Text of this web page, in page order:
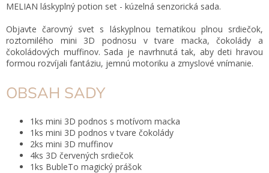
MELIAN láskyplný potion set - kúzelná senzorická sada.
Objavte čarovný svet s láskyplnou tematikou plnou srdiečok,
roztomilého mini 3D podnosu v tvare macka, čokolády a
čokoládových muffinov. Sada je navrhnutá tak, aby deti hravou
formou rozvíjali fantáziu, jemnú motoriku a zmyslové vnímanie.
OBSAH SADY
1ks mini 3D podnos s motívom macka
1ks mini 3D podnos v tvare čokolády
2ks mini 3D muffinov
4ks 3D červených srdiečok
1ks BubleTo magický prášok